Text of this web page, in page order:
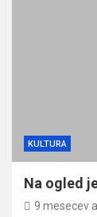
KULTURA
Na ogled
9 mesecev